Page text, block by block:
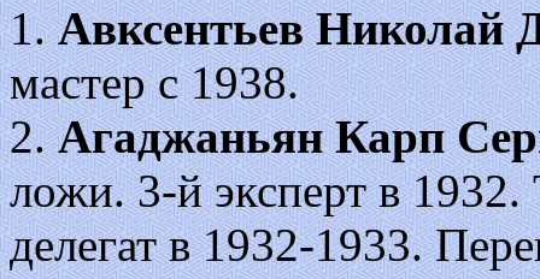
1.Авксентьев Николай
мастер с 1938.
2.Агаджаньян Карп
ложи. 3-й эксперт в
делегат в 1932-1933.